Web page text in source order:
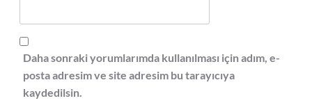
Daha sonraki yorumlarımda kullanılması için adım, e-
posta adresim ve site adresim bu tarayıcıya
kaydedilsin.